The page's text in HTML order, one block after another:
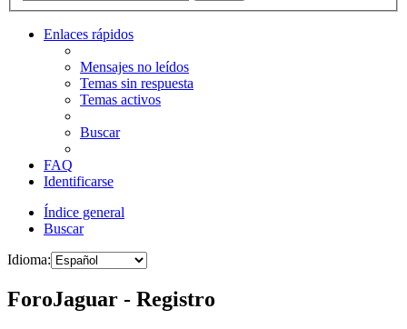
Enlaces rápidos
Mensajes no leídos
Temas sin respuesta
Temas activos
Buscar
FAQ
Identificarse
Índice general
Buscar
Idioma:
ForoJaguar - Registro